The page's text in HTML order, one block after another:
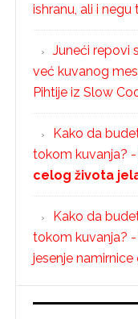
ishranu, ali i negu
Juneći repovi
već kuvanog
Pihtije iz Slow
Kako da
tokom kuvanja?
celog života
Kako da
tokom kuvanja?
jesenje